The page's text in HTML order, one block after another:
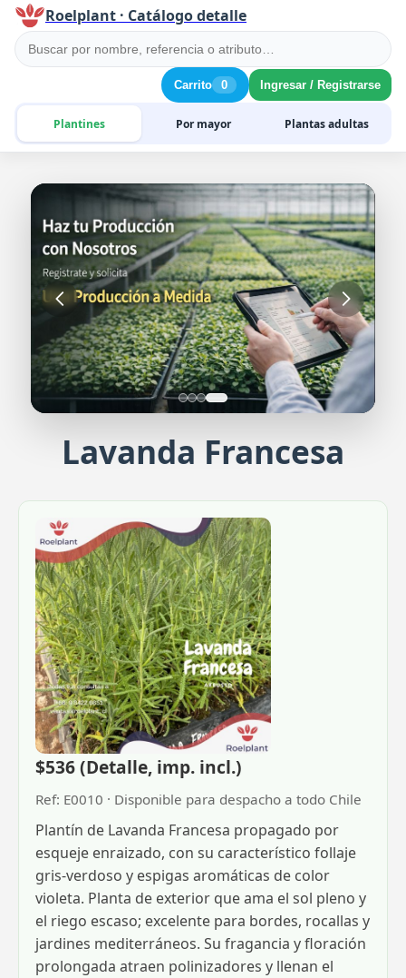
Roelplant · Catálogo detalle
Plantines Por mayor Plantas adultas
Carrito 0 Ingresar / Registrarse
Plantines de Veronica
Belleza y color en tu jardín
Lavanda Francesa
$536 (Detalle, imp. incl.)
Ref: E0010 · Disponible para despacho a todo Chile
Plantín de Lavanda Francesa propagado por
esqueje enraizado, con su característico follaje
gris-verdoso y espigas aromáticas de color
violeta. Planta de exterior que ama el sol pleno y
el riego escaso; excelente para bordes, rocallas y
jardines mediterráneos. Su fragancia y floración
prolongada atraen polinizadores y llenan el